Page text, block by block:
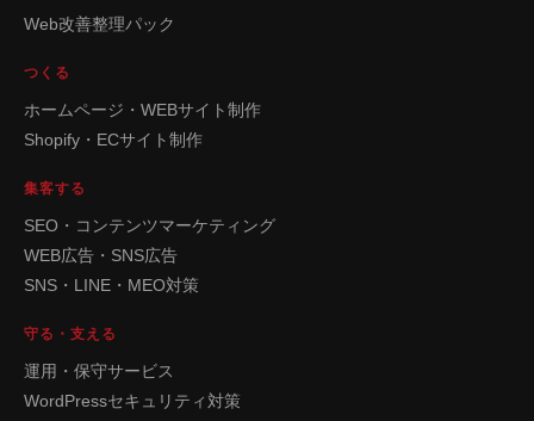
Web改善整理パック
つくる
ホームページ・WEBサイト制作
Shopify・ECサイト制作
集客する
SEO・コンテンツマーケティング
WEB広告・SNS広告
SNS・LINE・MEO対策
守る・支える
運用・保守サービス
WordPressセキュリティ対策